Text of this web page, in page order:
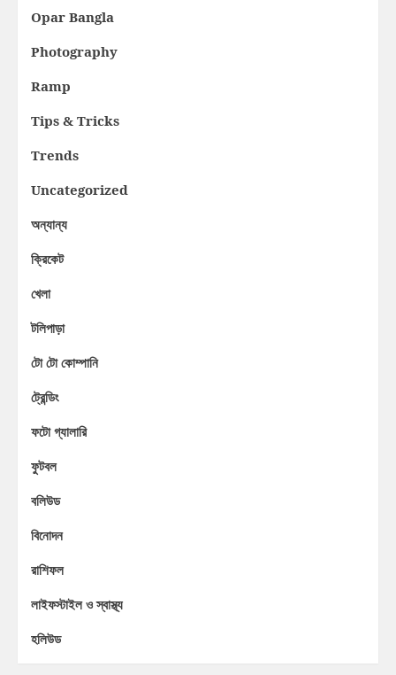
Opar Bangla
Photography
Ramp
Tips & Tricks
Trends
Uncategorized
অন্যান্য
ক্রিকেট
খেলা
টলিপাড়া
টো টো কোম্পানি
ট্রেন্ডিং
ফটো গ্যালারি
ফুটবল
বলিউড
বিনোদন
রাশিফল
লাইফস্টাইল ও স্বাস্থ্য
হলিউড